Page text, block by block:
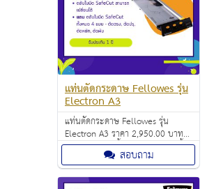
แท่นตัดกระดาษ Fellowes รุ่น
Electron A3
แท่นตัดกระดาษ Fellowes รุ่น
Electron A3 ราคา 2,950.00 บาท
ตัดกระดาษได้ครั้งละ 10 แผ่นต่อครั้ง
(A3/80 แกรม) สอบถาม